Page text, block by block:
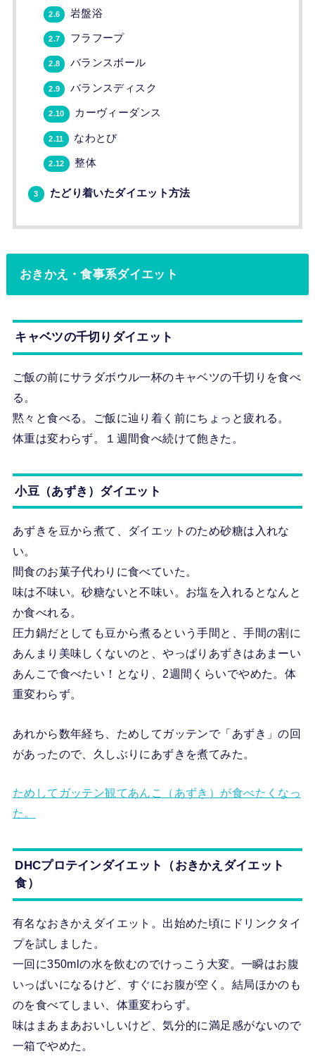
2.6 岩盤浴
2.7 フラフープ
2.8 バランスボール
2.9 バランスディスク
2.10 カーヴィーダンス
2.11 なわとび
2.12 整体
3 たどり着いたダイエット方法
おきかえ・食事系ダイエット
キャベツの千切りダイエット
ご飯の前にサラダボウル一杯のキャベツの千切りを食べ
る。
黙々と食べる。ご飯に辿り着く前にちょっと疲れる。
体重は変わらず。１週間食べ続けて飽きた。
小豆（あずき）ダイエット
あずきを豆から煮て、ダイエットのため砂糖は入れな
い。
間食のお菓子代わりに食べていた。
味は不味い。砂糖ないと不味い。お塩を入れるとなんと
か食べれる。
圧力鍋だとしても豆から煮るという手間と、手間の割に
あんまり美味しくないのと、やっぱりあずきはあまーい
あんこで食べたい！となり、2週間くらいでやめた。体
重変わらず。
あれから数年経ち、ためしてガッテンで「あずき」の回
があったので、久しぶりにあずきを煮てみた。
ためしてガッテン観てあんこ（あずき）が食べたくなっ
た。
DHCプロテインダイエット（おきかえダイエット
食）
有名なおきかえダイエット。出始めた頃にドリンクタイ
プを試しました。
一回に350mlの水を飲むのでけっこう大変。一瞬はお腹
いっぱいになるけど、すぐにお腹が空く。結局ほかのも
のを食べてしまい、体重変わらず。
味はまあまあおいしいけど、気分的に満足感がないので
一箱でやめた。